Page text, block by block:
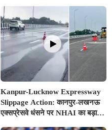
Issues
Kanpur-Lucknow Expressway
Slippage Action: कानपुर-लखनऊ
एक्सप्रेसवे धंसने पर NHAI का बड़ा